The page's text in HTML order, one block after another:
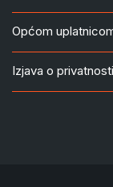
Općom
Izjava o privatnosti